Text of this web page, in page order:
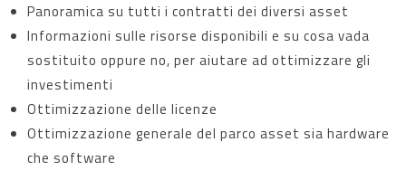
Panoramica su tutti i contratti dei diversi asset
Informazioni sulle risorse disponibili e su cosa vada
sostituito oppure no, per aiutare ad ottimizzare gli
investimenti
Ottimizzazione delle licenze
Ottimizzazione generale del parco asset sia hardware
che software